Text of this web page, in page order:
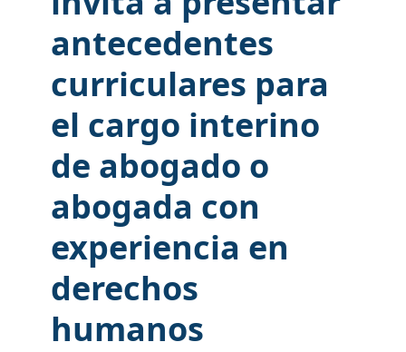
antecedentes
curriculares para
el cargo interino
de abogado o
abogada con
experiencia en
derechos
humanos